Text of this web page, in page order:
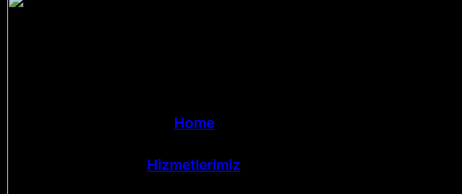
Home
Hizmetlerimiz